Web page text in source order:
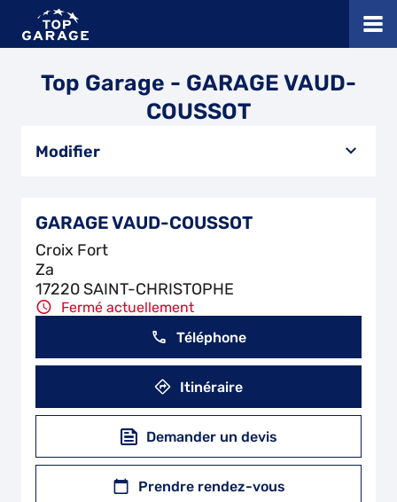
Top Garage - GARAGE VAUD-
COUSSOT
Modifier
GARAGE VAUD-COUSSOT
Croix Fort
Za
17220 SAINT-CHRISTOPHE
Fermé actuellement
Téléphone
Itinéraire
Demander un devis
Prendre rendez-vous